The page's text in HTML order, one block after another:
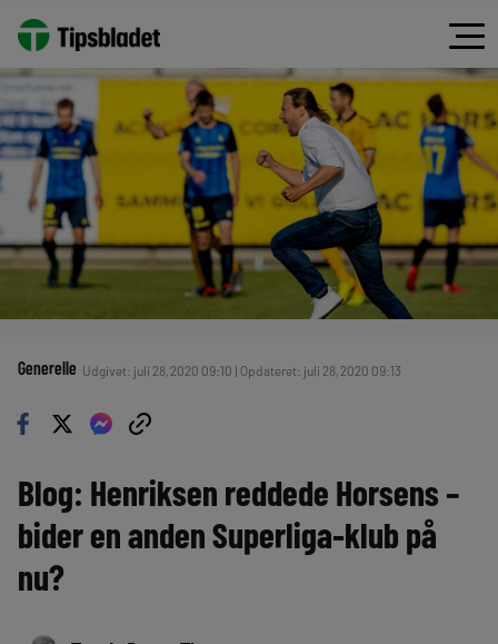
Generelle Udgivet: juli 28, 2020 09:10 | Opdateret: juli 28, 2020 09:13
Blog: Henriksen reddede Horsens –
bider en anden Superliga-klub på
nu?